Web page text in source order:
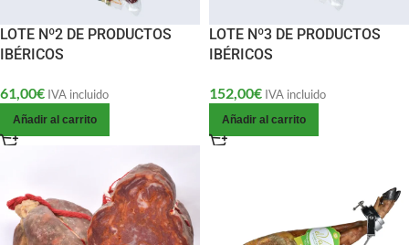
LOTE Nº2 DE PRODUCTOS
IBÉRICOS
61,00€ IVA incluido
Añadir al carrito
LOTE Nº3 DE PRODUCTOS
IBÉRICOS
152,00€ IVA incluido
Añadir al carrito